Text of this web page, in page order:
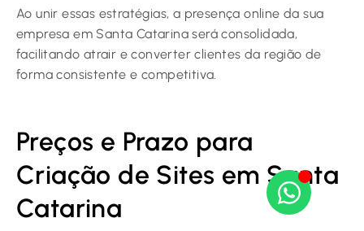
Ao unir essas estratégias, a presença online da sua
empresa em Santa Catarina será consolidada,
facilitando atrair e converter clientes da região de
forma consistente e competitiva.
Preços e Prazo para
Criação de Sites em Santa
Catarina